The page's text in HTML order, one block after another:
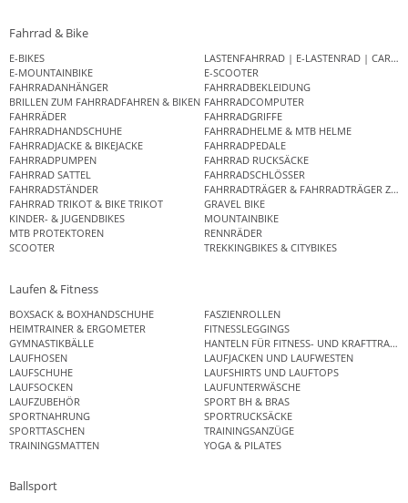
Fahrrad & Bike
E-BIKES
LASTENFAHRRAD | E-LASTENRAD |
E-MOUNTAINBIKE
E-SCOOTER
FAHRRADANHÄNGER
FAHRRADBEKLEIDUNG
BRILLEN ZUM FAHRRADFAHREN & BIKEN FAHRRADCOMPUTER
FAHRRÄDER
FAHRRADGRIFFE
FAHRRADHANDSCHUHE
FAHRRADHELME & MTB HELME
FAHRRADJACKE & BIKEJACKE
FAHRRADPEDALE
FAHRRADPUMPEN
FAHRRAD RUCKSÄCKE
FAHRRAD SATTEL
FAHRRADSCHLÖSSER
FAHRRADSTÄNDER
FAHRRADTRÄGER & FAHRRADTRÄGER
FAHRRAD TRIKOT & BIKE TRIKOT
GRAVEL BIKE
KINDER- & JUGENDBIKES
MOUNTAINBIKE
MTB PROTEKTOREN
RENNRÄDER
SCOOTER
TREKKINGBIKES & CITYBIKES
Laufen & Fitness
BOXSACK & BOXHANDSCHUHE
FASZIENROLLEN
HEIMTRAINER & ERGOMETER
FITNESSLEGGINGS
GYMNASTIKBÄLLE
HANTELN FÜR FITNESS- UND
LAUFHOSEN
LAUFJACKEN UND LAUFWESTEN
LAUFSCHUHE
LAUFSHIRTS UND LAUFTOPS
LAUFSOCKEN
LAUFUNTERWÄSCHE
LAUFZUBEHÖR
SPORT BH & BRAS
SPORTNAHRUNG
SPORTRUCKSÄCKE
SPORTTASCHEN
TRAININGSANZÜGE
TRAININGSMATTEN
YOGA & PILATES
Ballsport